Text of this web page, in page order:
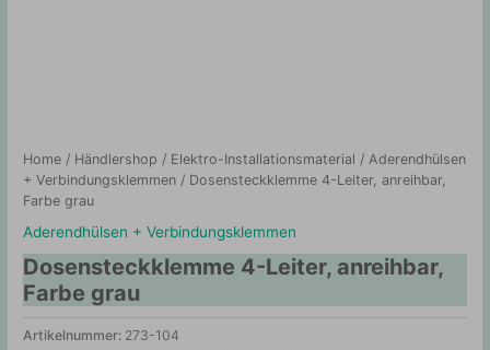
Home / Händlershop / Elektro-Installationsmaterial /Aderendhülsen
+ Verbindungsklemmen / Dosensteckklemme 4-Leiter, anreihbar,
Farbe grau
Aderendhülsen + Verbindungsklemmen
Dosensteckklemme 4-Leiter, anreihbar,
Farbe grau
Artikelnummer: 273-104